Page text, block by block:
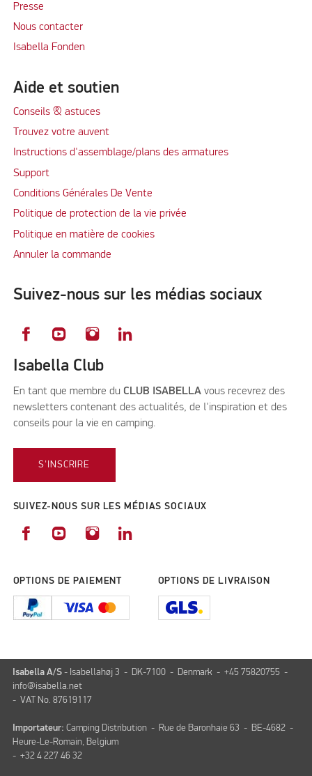
Presse
Nous contacter
Isabella Fonden
Aide et soutien
Conseils & astuces
Trouvez votre auvent
Instructions d'assemblage/plans des armatures
Support
Conditions Générales De Vente
Politique de protection de la vie privée
Politique en matière de cookies
Annuler la commande
Suivez-nous sur les médias sociaux
Isabella Club
En tant que membre du CLUB ISABELLA vous recevrez des
newsletters contenant des actualités, de l'inspiration et des
conseils pour la vie en camping.
S'INSCRIRE
SUIVEZ-NOUS SUR LES MÉDIAS SOCIAUX
OPTIONS DE PAIEMENT OPTIONS DE LIVRAISON
Isabella A/S - Isabellahøj 3 - DK-7100 - Denmark - +45 75820755 -
info@isabella.net
- VAT No. 87619117
Importateur: Camping Distribution - Rue de Baronhaie 63 - BE-4682 -
Heure-Le-Romain, Belgium
- +32 4 227 46 32